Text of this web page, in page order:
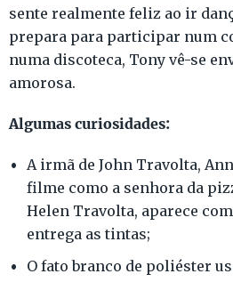
sente realmente feliz ao ir
prepara para participar num
numa discoteca, Tony vê-se
amorosa.
Algumas curiosidades:
A irmã de John Travolta,
filme como a senhora da
Helen Travolta, aparece
entrega as tintas;
O fato branco de poliéster